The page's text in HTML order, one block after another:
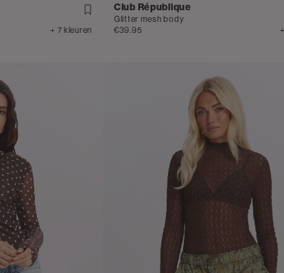
+ 7 kleuren
Club République
Glitter mesh body
€39.95